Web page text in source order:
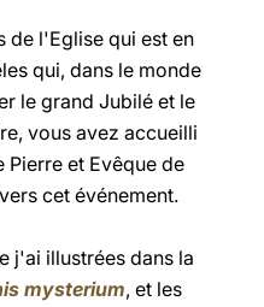
de l'Eglise qui est en
qui, dans le monde
le grand Jubilé et le
vous avez accueilli
et Evêque de
cet événement.
j'ai illustrées dans la
mysterium, et les